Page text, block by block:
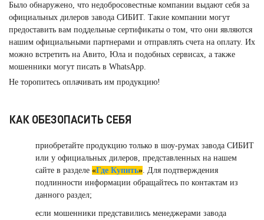
Было обнаружено, что недобросовестные компании выдают себя за
официальных дилеров завода СИБИТ. Такие компании могут
предоставить вам поддельные сертификаты о том, что они являются
нашим официальными партнерами и отправлять счета на оплату. Их
можно встретить на Авито, Юла и подобных сервисах, а также
мошенники могут писать в WhatsApp.
Не торопитесь оплачивать им продукцию!
КАК ОБЕЗОПАСИТЬ СЕБЯ
приобретайте продукцию только в шоу-румах завода СИБИТ
или у официальных дилеров, представленных на нашем
сайте в разделе «Где Купить». Для подтверждения
подлинности информации обращайтесь по контактам из
данного раздел;
если мошенники представились менеджерами завода